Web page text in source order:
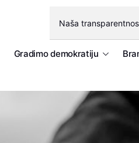
Naša
Gradimo demokratiju